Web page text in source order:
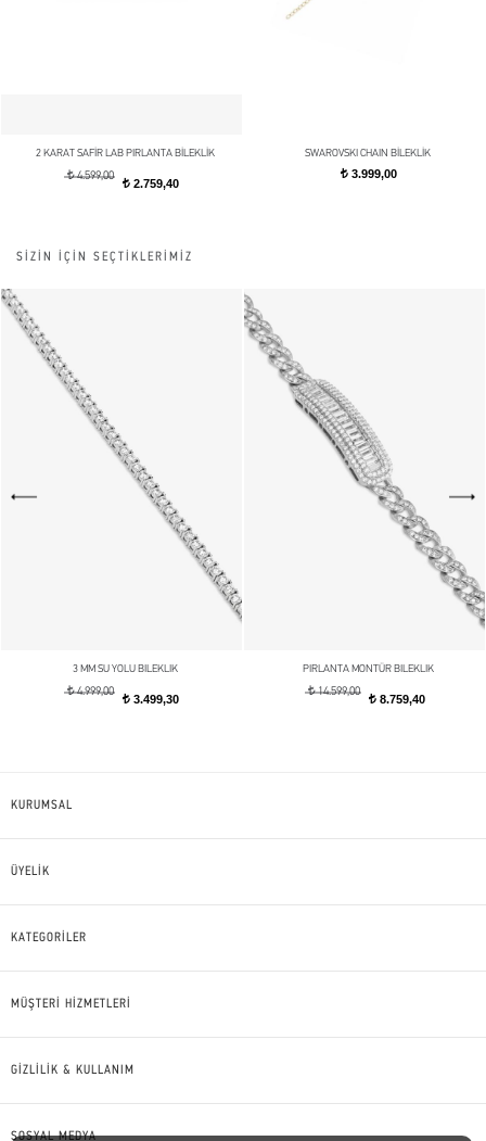
2 KARAT SAFİR LAB PIRLANTA BİLEKLİK
t4.599,00
t 2.759,40
SWAROVSKI CHAIN BİLEKLİK
t3.999,00
SİZİN İÇİN SEÇTİKLERİMİZ
3 MM SU YOLU BILEKLIK
t4.999,00
t 3.499,30
PIRLANTA MONTÜR BILEKLIK
t14.599,00
t8.759,40
KURUMSAL
ÜYELİK
KATEGORİLER
MÜŞTERİ HİZMETLERİ
GİZLİLİK & KULLANIM
SOSYAL MEDYA